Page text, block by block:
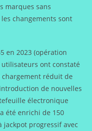
marques sans
changements sont
en 2023 (opération
utilisateurs ont constaté
chargement réduit de
de nouvelles
électronique
été enrichi de 150
jackpot progressif avec